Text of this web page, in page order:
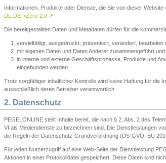
Informationen, Produkte oder Dienste, die Sie von dieser
DL-DE->Zero-2.0 ↗
Die bereitgestellten Daten und Metadaten dürfen für die
vervielfältigt, ausgedruckt, präsentiert, verändert, bearbeitet
mit eigenen Daten und Daten Anderer zusammengeführt
in interne und externe Geschäftsprozesse, Produkte und
eingebunden werden
Trotz sorgfältiger inhaltlicher Kontrolle wird keine Haftung für die
ausschließlich deren Betreiber verantwortlich.
2. Datenschutz
PEGELONLINE stellt Inhalte bereit, die nach § 2, Abs. 2 des
VI als Mediendienste zu bezeichnen sind. Die Dienstleistungen
die Regeln der Datenschutz-Grundverordnung (DS-GVO, EU
Für jeden Nutzerzugriff auf eine Web-Seite der Dienstleistung
Aktionen in einer Protokolldatei gespeichert. Diese Daten sind